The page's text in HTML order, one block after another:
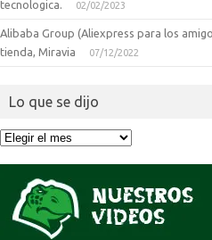
tecnologica.
02/02/2023
Alibaba Group (Aliexpress para los
tienda, Miravia
07/12/2022
Lo que se dijo
Lo